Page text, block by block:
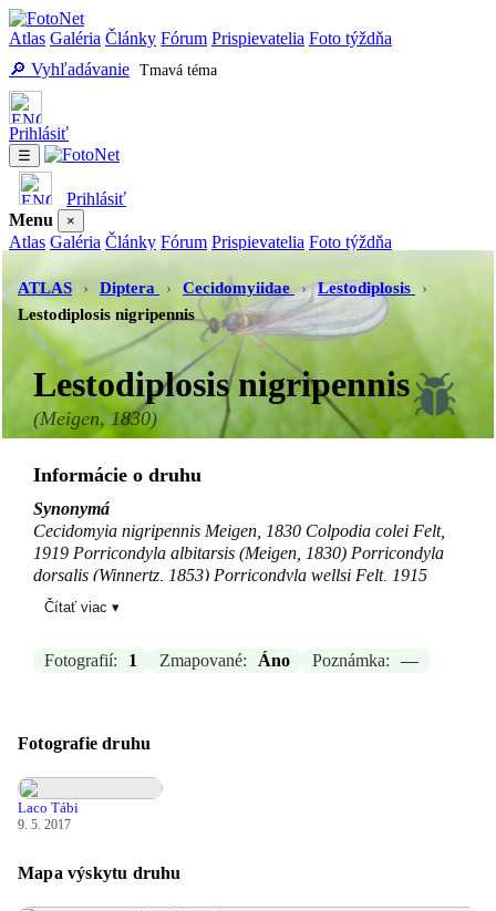
Atlas Galéria Články Fórum Prispievatelia Foto týždňa
🔎 Vyhľadávanie Tmavá téma
Prihlásiť
☰
Prihlásiť
Menu
×
Atlas Galéria Články Fórum Prispievatelia Foto týždňa
Vyhľadávanie
ATLAS
› Diptera › Cecidomyiidae › Lestodiplosis
›
Lestodiplosis nigripennis
Lestodiplosis nigripennis
(Meigen, 1830)
Informácie o druhu
Synonymá
Cecidomyia nigripennis Meigen, 1830 Colpodia colei Felt,
1919 Porricondyla albitarsis (Meigen, 1830) Porricondyla
dorsalis (Winnertz, 1853) Porricondyla wellsi Felt, 1915
Zdroj: GBIF
Aktualizované: Laco Tábi, 19.03.2026 18:29
Čítať viac ▾
Fotografií: 1 Zmapované: Áno Poznámka: —
Fotografie druhu
Laco Tábi
9. 5. 2017
Mapa výskytu druhu